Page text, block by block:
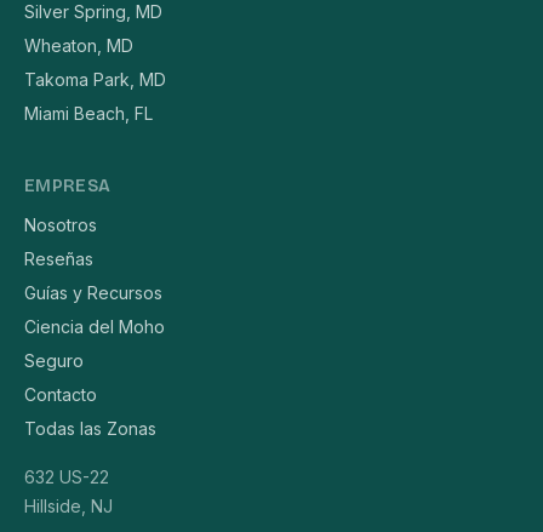
Silver Spring, MD
Wheaton, MD
Takoma Park, MD
Miami Beach, FL
EMPRESA
Nosotros
Reseñas
Guías y Recursos
Ciencia del Moho
Seguro
Contacto
Todas las Zonas
632 US-22
Hillside, NJ